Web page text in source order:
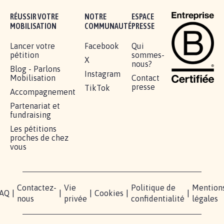
RÉUSSIR VOTRE
MOBILISATION
Lancer votre
pétition
Blog - Parlons
Mobilisation
Accompagnement
Partenariat et
fundraising
Les pétitions
proches de chez
vous
NOTRE
COMMUNAUTÉ
Facebook
X
Instagram
TikTok
ESPACE
PRESSE
Qui
sommes-
nous?
Contact
presse
Contactez-
nous
Vie
privée
Cookies
Politique de
confidentialité
légales